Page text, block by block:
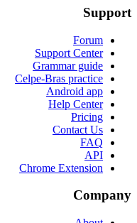
Support
Forum
Support Center
Grammar guide
Celpe-Bras practice
Android app
Help Center
Pricing
Contact Us
FAQ
API
Chrome Extension
Company